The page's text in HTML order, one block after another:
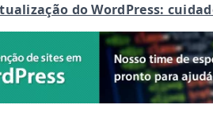
do WordPress: